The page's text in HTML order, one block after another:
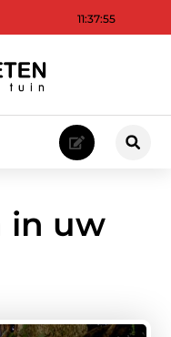
11:37:57
in uw